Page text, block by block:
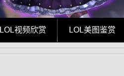
LOL视频欣赏 LOL美图鉴赏